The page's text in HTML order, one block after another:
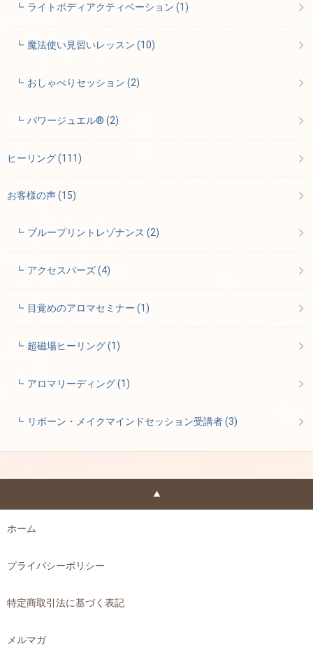
ライトボディアクティベーション(1)
魔法使い見習いレッスン(10)
おしゃべりセッション(2)
パワージュエル®(2)
ヒーリング(111)
お客様の声(15)
ブループリントレゾナンス(2)
アクセスバーズ(4)
目覚めのアロマセミナー(1)
超磁場ヒーリング(1)
アロマリーディング(1)
リボーン・メイクマインドセッション受講者(3)
ホーム
プライバシーポリシー
特定商取引法に基づく表記
メルマガ